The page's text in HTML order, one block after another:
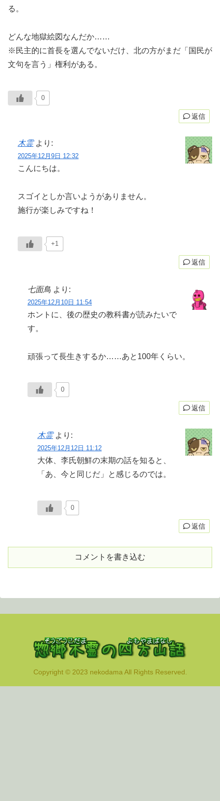
る。
どんな地獄絵図なんだか……
※民主的に首長を選んでないだけ、北の方がまだ「国民が
文句を言う」権利がある。
0
返信
木霊 より:
2025年12月9日 12:32
こんにちは。
スゴイとしか言いようがありません。
施行が楽しみですね！
+1
返信
七面鳥 より:
2025年12月10日 11:54
ホントに、後の歴史の教科書が読みたいで
す。
頑張って長生きするか……あと100年くらい。
0
返信
木霊 より:
2025年12月12日 11:12
大体、李氏朝鮮の末期の話を知ると、
「あ、今と同じだ」と感じるのでは。
0
返信
コメントを書き込む
Copyright © 2023 nekodama All Rights Reserved.